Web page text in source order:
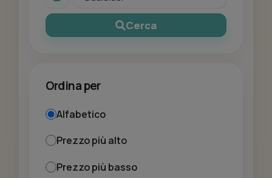
Cerca
Ordina per
Alfabetico
Prezzo più alto
Prezzo più basso